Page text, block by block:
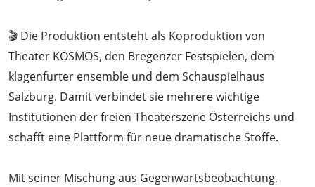
🎬 Die Produktion entsteht als Koproduktion von
Theater KOSMOS, den Bregenzer Festspielen, dem
klagenfurter ensemble und dem Schauspielhaus
Salzburg. Damit verbindet sie mehrere wichtige
Institutionen der freien Theaterszene Österreichs und
schafft eine Plattform für neue dramatische Stoffe.
Mit seiner Mischung aus Gegenwartsbeobachtung,